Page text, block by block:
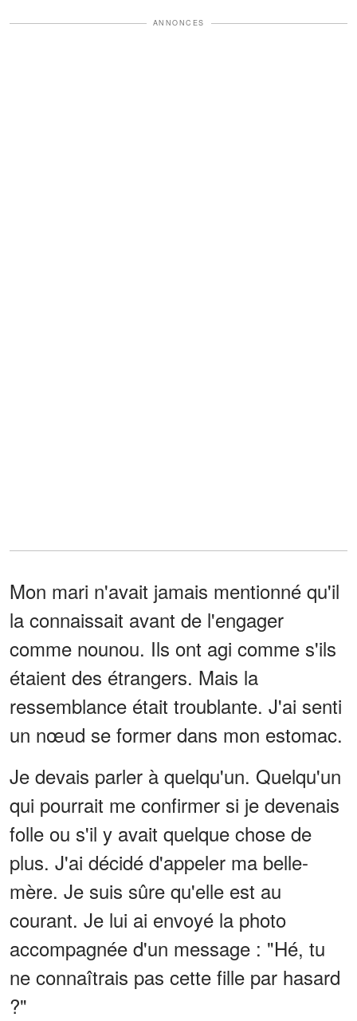
ANNONCES
Mon mari n'avait jamais mentionné qu'il
la connaissait avant de l'engager
comme nounou. Ils ont agi comme s'ils
étaient des étrangers. Mais la
ressemblance était troublante. J'ai senti
un nœud se former dans mon estomac.
Je devais parler à quelqu'un. Quelqu'un
qui pourrait me confirmer si je devenais
folle ou s'il y avait quelque chose de
plus. J'ai décidé d'appeler ma belle-
mère. Je suis sûre qu'elle est au
courant. Je lui ai envoyé la photo
accompagnée d'un message : "Hé, tu
ne connaîtrais pas cette fille par hasard
?"